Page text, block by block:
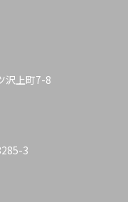
沢上町7-8
3